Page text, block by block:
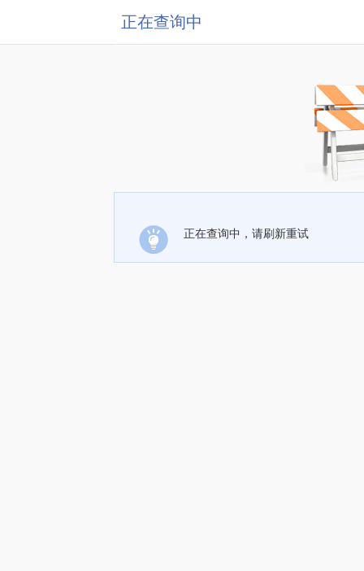
正在查询中
正在查询中，请刷新重试